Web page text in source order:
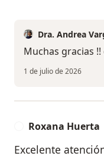
Dra. Andrea
Muchas gracias
1 de julio de 2026
Roxana Huerta
Excelente